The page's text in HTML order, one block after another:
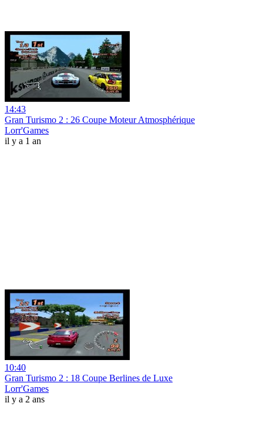
14:43
Gran Turismo 2 : 26 Coupe Moteur Atmosphérique
Lorr'Games
il y a 1 an
10:40
Gran Turismo 2 : 18 Coupe Berlines de Luxe
Lorr'Games
il y a 2 ans